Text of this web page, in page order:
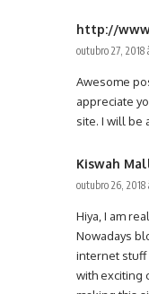
http://
outubro 27, 2018
Awesome
appreciate
site. I will be
Kiswah
outubro 26, 2018
Hiya, I am
Nowadays
internet stuff
with exciting